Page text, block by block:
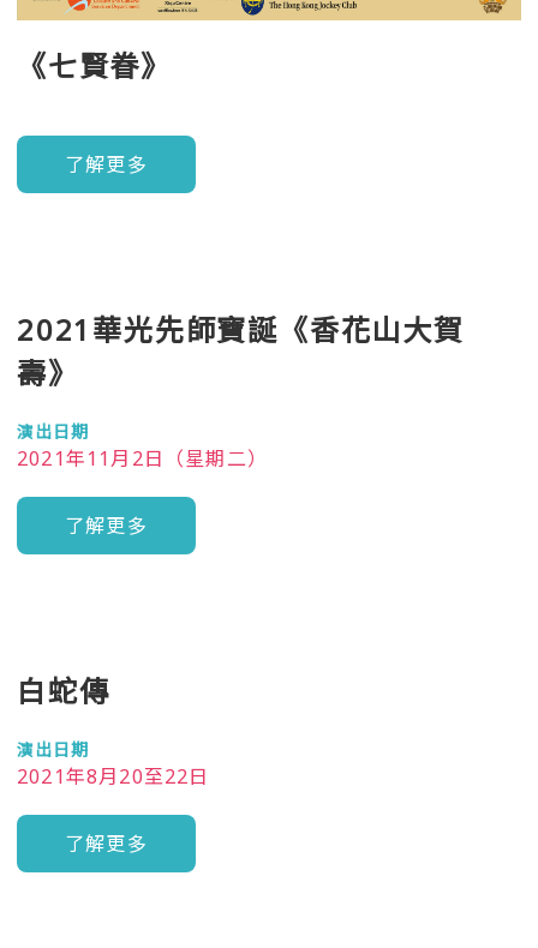
《七賢眷》
了解更多
2021華光先師寶誕《香花山大賀
壽》
演出日期
2021年11月2日（星期二）
了解更多
白蛇傳
演出日期
2021年8月20至22日
了解更多